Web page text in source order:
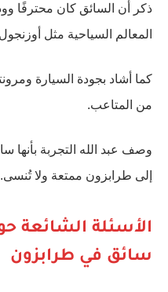
ذكر أن السائق كان محترفًا
المعالم السياحية مثل
كما أشاد بجودة السيارة
من المتاعب.
وصف عبد الله التجربة
إلى طرابزون ممتعة ولا تُنسى.
الأسئلة الشائعة
سائق في طرابزون